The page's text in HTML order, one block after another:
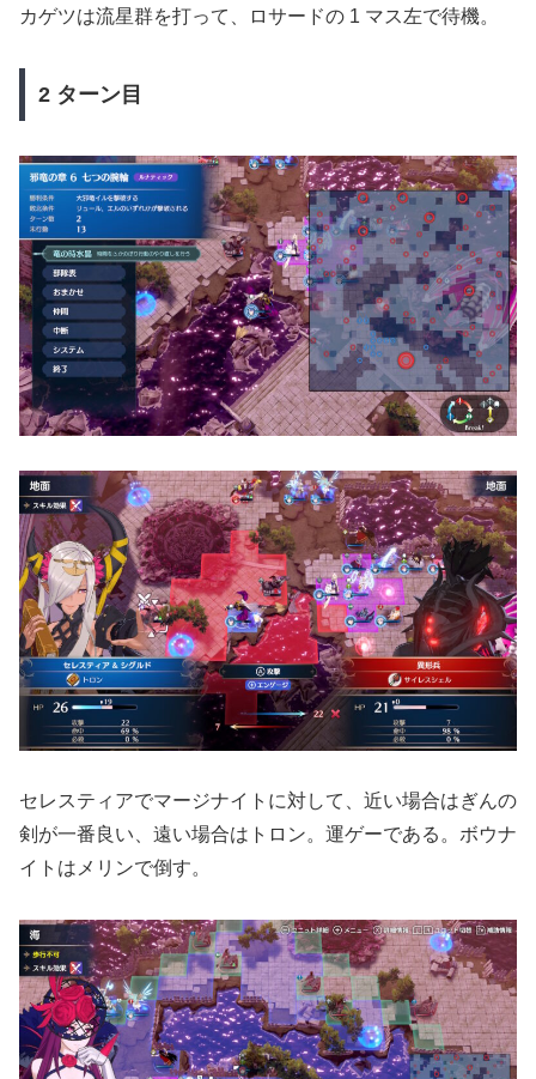
カゲツは流星群を打って、ロサードの 1 マス左で待機。
2 ターン目
セレスティアでマージナイトに対して、近い場合はぎんの
剣が一番良い、遠い場合はトロン。運ゲーである。ボウナ
イトはメリンで倒す。